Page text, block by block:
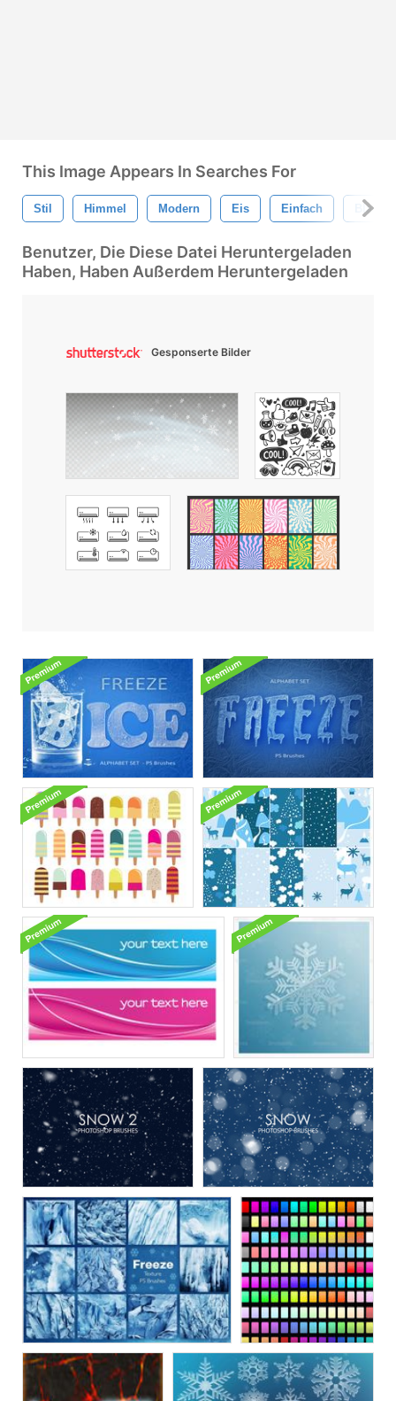
This Image Appears In Searches For
Stil Himmel Modern Eis Einfach Blau
Benutzer, Die Diese Datei Heruntergeladen
Haben, Haben Außerdem Heruntergeladen
Gesponserte Bilder